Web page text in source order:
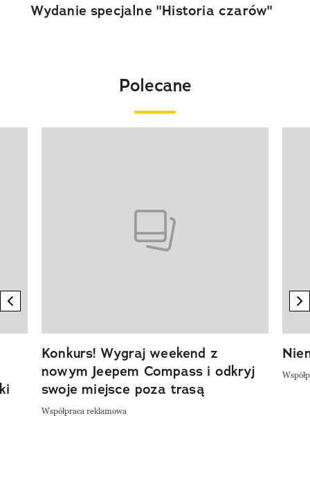
Wydanie specjalne "Historia czarów"
Polecane
previous element
Konkurs! Wygraj weekend z
nowym Jeepem Compass i odkryj
swoje miejsce poza trasą
Współpraca reklamowa